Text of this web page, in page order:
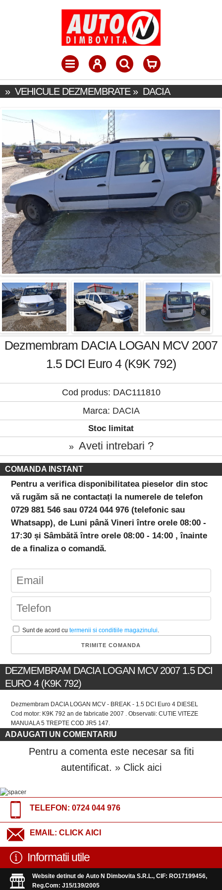
» VEHICULE DEZMEMBRATE» DACIA
Dezmembram DACIA LOGAN MCV 2007
1.5 DCI Euro 4 (K9K 792)
Cod produs: DAC111810
Marca: DACIA
Stoc limitat
» Aveti intrebari ?
COMANDA INSTANT
Pentru a verifica disponibilitatea pieselor din stoc
vă rugăm să ne contactați la numerele de telefon
0729 881 546 sau 0724 044 976 (telefonic sau
Whatsapp), de Luni până Vineri între orele 08:00 -
17:30 și Sâmbătă între orele 08:00 - 14:00 , înainte
de a finaliza o comandă.
Sunt de acord cutermenii si conditiile magazinului.
DEZMEMBRAM DACIA LOGAN MCV 2007 1.5 DCI
EURO 4 (K9K 792)
Dezmembram DACIA LOGAN MCV - BREAK - 1.5 DCI Euro 4 DIESEL
Cod motor: K9K 792 an de fabricatie 2007 . Observatii: CUTIE VITEZE
MANUALA 5 TREPTE COD JR5 147.
ADAUGATI UN COMENTARIU
Pentru a comenta este necesar sa fiti
autentificat. » Click aici
TELEFON: 0724 044 976
EMAIL: CLICK AICI
Informatii utile
Website detinut de Auto N Dimbovita S.R.L., CIF: RO17199456,
Reg.Com: J15/139/2005